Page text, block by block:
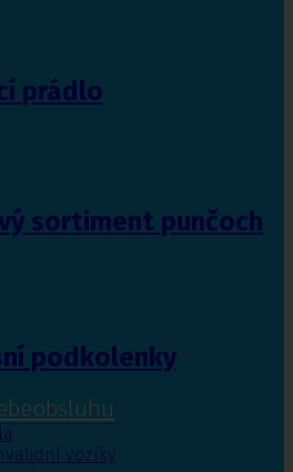
prádlo
sortiment punčoch
podkolenky
vozíky